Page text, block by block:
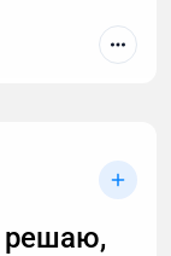
решаю,